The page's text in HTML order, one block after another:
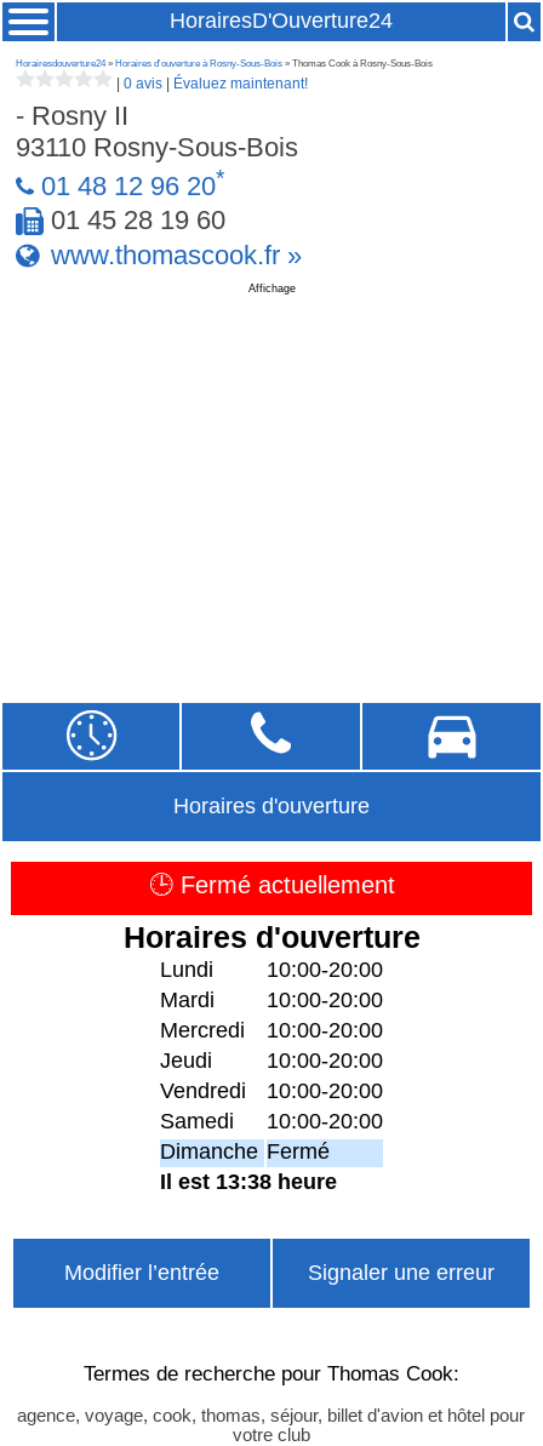
HorairesD'Ouverture24
Horairesdouverture24» Horaires d'ouverture à Rosny-Sous-Bois » Thomas Cook à Rosny-Sous-Bois
|0 avis Évaluez maintenant!
- Rosny II
93110 Rosny-Sous-Bois
01 48 12 96 20*
01 45 28 19 60
www.thomascook.fr »
Affichage
Horaires d'ouverture
🕒 Fermé actuellement
Horaires d'ouverture
Lundi
10:00-20:00
Mardi
10:00-20:00
Mercredi
10:00-20:00
Jeudi
10:00-20:00
Vendredi
10:00-20:00
Samedi
10:00-20:00
Dimanche Fermé
Il est 13:38 heure
Modifier l’entrée Signaler une erreur
Termes de recherche pour Thomas Cook:
agence, voyage, cook, thomas, séjour, billet d'avion et hôtel pour
votre club